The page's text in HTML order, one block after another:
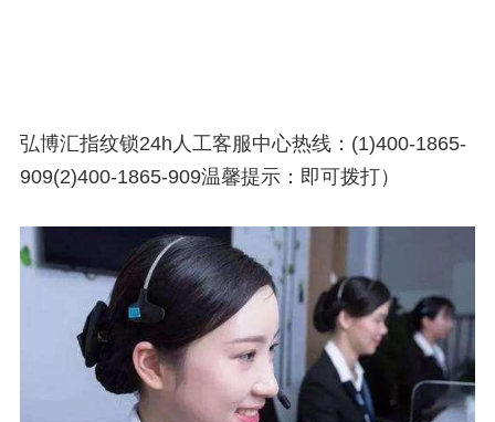
弘博汇指纹锁24h人工客服中心热线：(1)400-1865-
909(2)400-1865-909温馨提示：即可拨打）